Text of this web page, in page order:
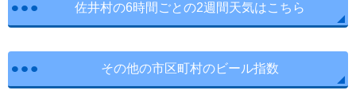
佐井村の6時間ごとの2週間天気はこちら
その他の市区町村のビール指数